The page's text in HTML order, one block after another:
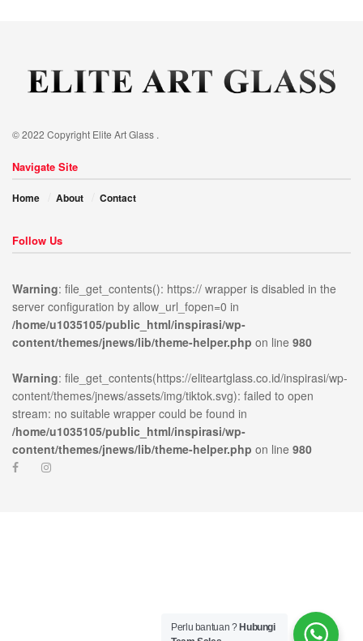
© 2022 Copyright Elite Art Glass .
Navigate Site
Home About Contact
Follow Us
Warning: file_get_contents(): https:// wrapper is disabled in the
server configuration by allow_url_fopen=0 in
/home/u1035105/public_html/inspirasi/wp-
content/themes/jnews/lib/theme-helper.php on line 980
Warning: file_get_contents(https://eliteartglass.co.id/inspirasi/wp-
content/themes/jnews/assets/img/tiktok.svg): failed to open
stream: no suitable wrapper could be found in
/home/u1035105/public_html/inspirasi/wp-
content/themes/jnews/lib/theme-helper.php on line 980
Perlu bantuan ? Hubungi